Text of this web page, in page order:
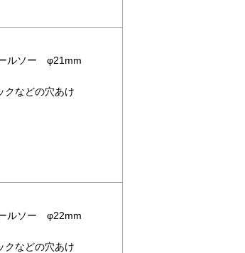
ルソー φ21mm
クなどの穴あけ
ルソー φ22mm
クなどの穴あけ